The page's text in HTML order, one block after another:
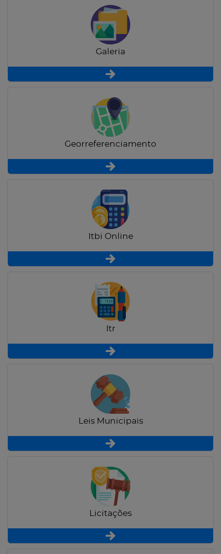
Galeria
Georreferenciamento
Itbi Online
Itr
Leis Municipais
Licitações